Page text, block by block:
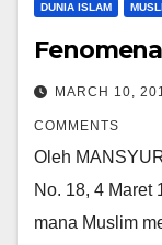
DUNIA ISLAM
MARCH 10,
COMMENTS
Oleh
No. 18, 4 Maret
mana Muslim